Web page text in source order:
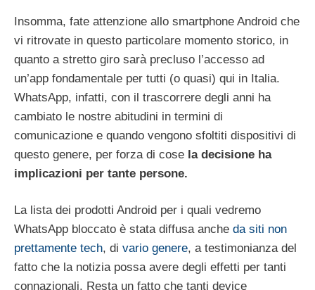
Insomma, fate attenzione allo smartphone Android che
vi ritrovate in questo particolare momento storico, in
quanto a stretto giro sarà precluso l’accesso ad
un’app fondamentale per tutti (o quasi) qui in Italia.
WhatsApp, infatti, con il trascorrere degli anni ha
cambiato le nostre abitudini in termini di
comunicazione e quando vengono sfoltiti dispositivi di
questo genere, per forza di cose la decisione ha
implicazioni per tante persone.
La lista dei prodotti Android per i quali vedremo
WhatsApp bloccato è stata diffusa anche da siti non
prettamente tech, di vario genere, a testimonianza del
fatto che la notizia possa avere degli effetti per tanti
connazionali. Resta un fatto che tanti device